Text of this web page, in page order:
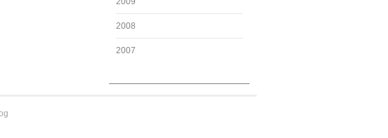
2008
2007